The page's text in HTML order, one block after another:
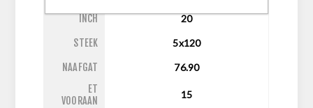
INCH 20
STEEK 5x120
NAAFGAT
76.90
ET
VOORAAN
15